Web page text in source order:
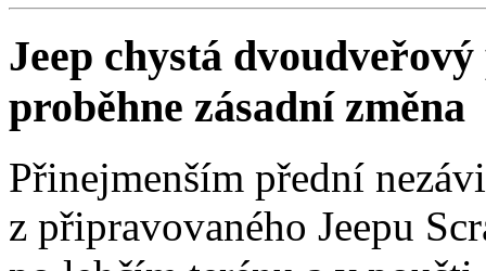
Jeep chystá
proběhne zásadní změna
Přinejmenším přední
z připravovaného Jeepu